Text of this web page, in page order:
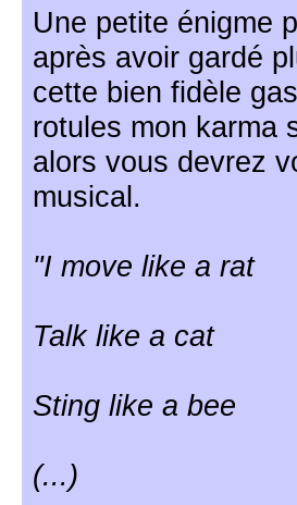
Une petite énigme
après avoir gardé
cette bien fidèle
rotules mon karma
alors vous devrez
musical.
"I move like a rat
Talk like a cat
Sting like a bee
(...)